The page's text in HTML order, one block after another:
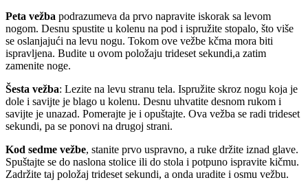
Peta vežba podrazumeva da prvo napravite iskorak sa levom
nogom. Desnu spustite u kolenu na pod i ispružite stopalo, što više
se oslanjajući na levu nogu. Tokom ove vežbe kčma mora biti
ispravljena. Budite u ovom položaju trideset sekundi,a zatim
zamenite noge.
Šesta vežba: Lezite na levu stranu tela. Ispružite skroz nogu koja je
dole i savijte je blago u kolenu. Desnu uhvatite desnom rukom i
savijte je unazad. Pomerajte je i opuštajte. Ova vežba se radi trideset
sekundi, pa se ponovi na drugoj strani.
Kod sedme vežbe, stanite prvo uspravno, a ruke držite iznad glave.
Spuštajte se do naslona stolice ili do stola i potpuno ispravite kičmu.
Zadržite taj položaj trideset sekundi, a onda uradite i osmu vežbu.